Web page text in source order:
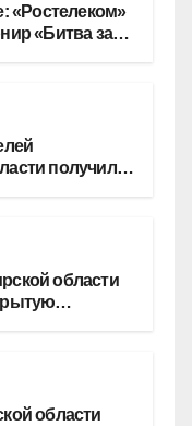
«Ростелеком»
«Битва за
получили
области
области